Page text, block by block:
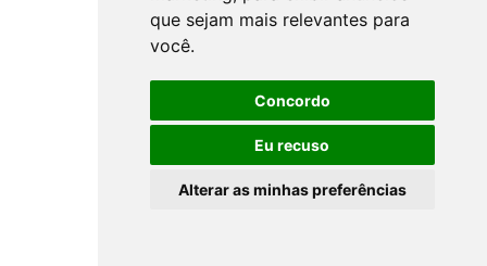
que sejam mais relevantes para
você.
Concordo
Eu recuso
Alterar as minhas preferências